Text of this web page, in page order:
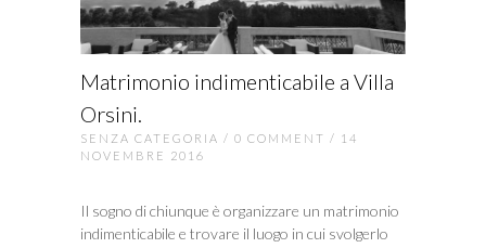
Matrimonio indimenticabile a Villa
Orsini.
SENZA CATEGORIA / 0 COMMENT / 14
NOVEMBRE 2016
Il sogno di chiunque è organizzare un matrimonio
indimenticabile e trovare il luogo in cui svolgerlo